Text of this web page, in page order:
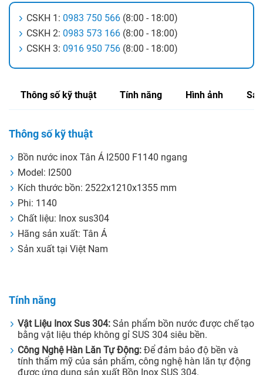
CSKH 1: 0983 750 566 (8:00 - 18:00)
CSKH 2: 0983 573 166 (8:00 - 18:00)
CSKH 3: 0916 950 756 (8:00 - 18:00)
Thông số kỹ thuật Tính năng Hình ảnh
Thông số kỹ thuật
Bồn nước inox Tân Á I2500 F1140 ngang
Model: I2500
Kích thước bồn: 2522x1210x1355 mm
Phi: 1140
Chất liệu: Inox sus304
Hãng sản xuất: Tân Á
Sản xuất tại Việt Nam
Tính năng
Vật Liệu Inox Sus 304: Sản phẩm bồn nước được chế tạo
bằng vật liệu thép không gỉ SUS 304 siêu bền.
Công Nghệ Hàn Lăn Tự Động: Để đảm bảo độ bền và
tính thẩm mỹ của sản phẩm, công nghệ hàn lăn tự động
được ứng dụng sản xuất Bồn Inox SUS 304.